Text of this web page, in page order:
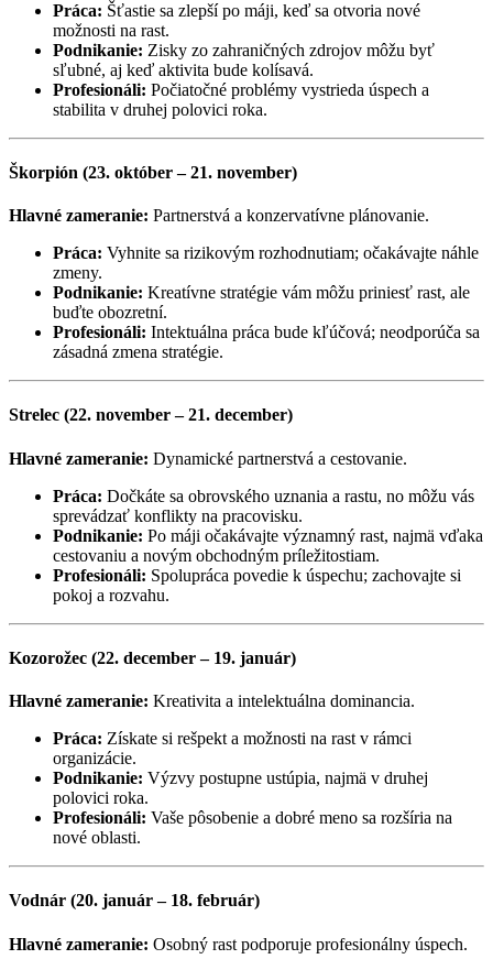
Práca: Šťastie sa zlepší po máji, keď sa otvoria nové
možnosti na rast.
Podnikanie: Zisky zo zahraničných zdrojov môžu byť
sľubné, aj keď aktivita bude kolísavá.
Profesionáli: Počiatočné problémy vystrieda úspech a
stabilita v druhej polovici roka.
Škorpión (23. október – 21. november)
Hlavné zameranie: Partnerstvá a konzervatívne plánovanie.
Práca: Vyhnite sa rizikovým rozhodnutiam; očakávajte náhle
zmeny.
Podnikanie: Kreatívne stratégie vám môžu priniesť rast, ale
buďte obozretní.
Profesionáli: Intektuálna práca bude kľúčová; neodporúča sa
zásadná zmena stratégie.
Strelec (22. november – 21. december)
Hlavné zameranie: Dynamické partnerstvá a cestovanie.
Práca: Dočkáte sa obrovského uznania a rastu, no môžu vás
sprevádzať konflikty na pracovisku.
Podnikanie: Po máji očakávajte významný rast, najmä vďaka
cestovaniu a novým obchodným príležitostiam.
Profesionáli: Spolupráca povedie k úspechu; zachovajte si
pokoj a rozvahu.
Kozorožec (22. december – 19. január)
Hlavné zameranie: Kreativita a intelektuálna dominancia.
Práca: Získate si rešpekt a možnosti na rast v rámci
organizácie.
Podnikanie: Výzvy postupne ustúpia, najmä v druhej
polovici roka.
Profesionáli: Vaše pôsobenie a dobré meno sa rozšíria na
nové oblasti.
Vodnár (20. január – 18. február)
Hlavné zameranie: Osobný rast podporuje profesionálny úspech.